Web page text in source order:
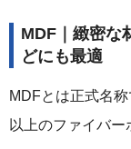
MDF｜緻密な
どにも最適
MDFとは正式名称
以上のファイバー